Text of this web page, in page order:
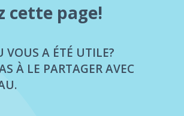
cette page!
VOUS A ÉTÉ UTILE?
À LE PARTAGER AVEC